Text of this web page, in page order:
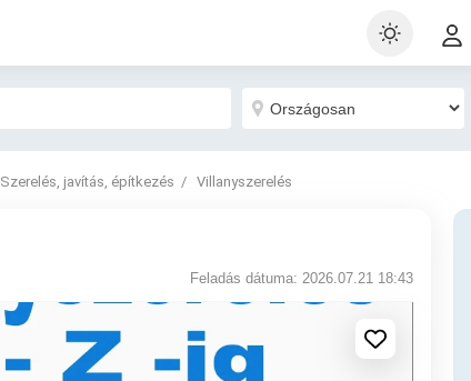
Szerelés, javítás, építkezés Villanyszerelés
Feladás dátuma: 2026.07.21 18:43